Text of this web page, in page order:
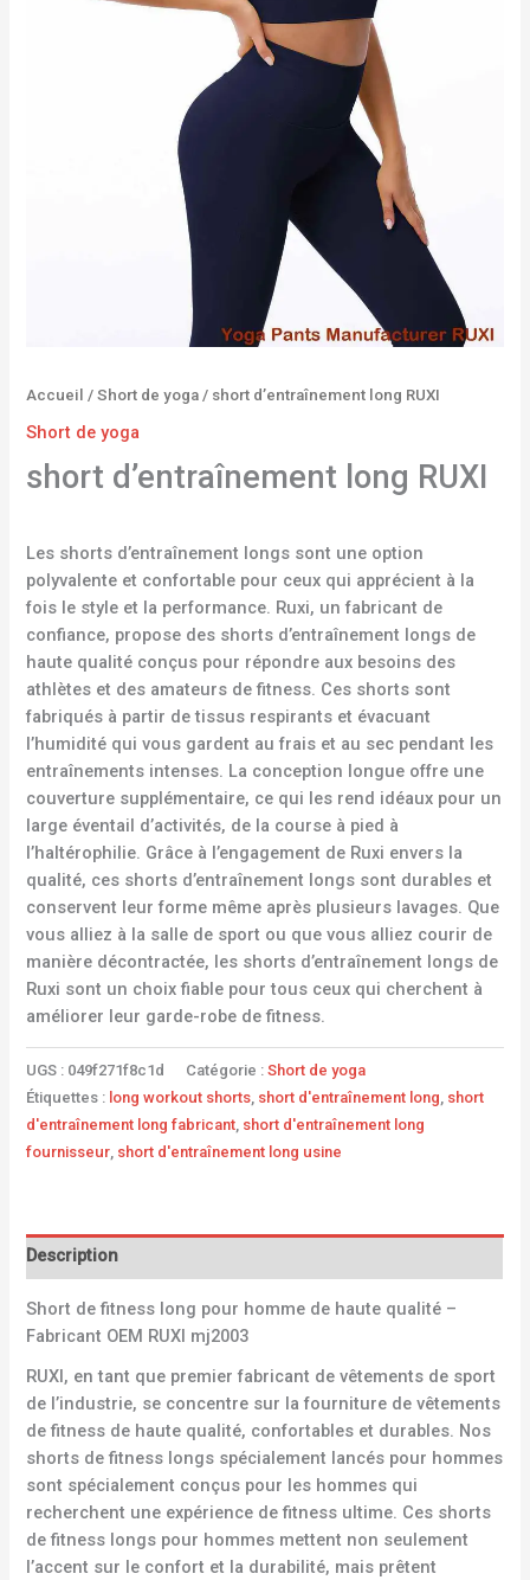
Accueil /Short de yoga / short d’entraînement long RUXI
Short de yoga
short d’entraînement long RUXI
Les shorts d’entraînement longs sont une option
polyvalente et confortable pour ceux qui apprécient à la
fois le style et la performance. Ruxi, un fabricant de
confiance, propose des shorts d’entraînement longs de
haute qualité conçus pour répondre aux besoins des
athlètes et des amateurs de fitness. Ces shorts sont
fabriqués à partir de tissus respirants et évacuant
l’humidité qui vous gardent au frais et au sec pendant les
entraînements intenses. La conception longue offre une
couverture supplémentaire, ce qui les rend idéaux pour un
large éventail d’activités, de la course à pied à
l’haltérophilie. Grâce à l’engagement de Ruxi envers la
qualité, ces shorts d’entraînement longs sont durables et
conservent leur forme même après plusieurs lavages. Que
vous alliez à la salle de sport ou que vous alliez courir de
manière décontractée, les shorts d’entraînement longs de
Ruxi sont un choix fiable pour tous ceux qui cherchent à
améliorer leur garde-robe de fitness.
UGS : 049f271f8c1d Catégorie :Short de yoga
Étiquettes : long workout shorts short d'entraînement long short
d'entraînement long fabricant short d'entraînement long
fournisseur short d'entraînement long usine
Description
Short de fitness long pour homme de haute qualité –
Fabricant OEM RUXI mj2003
RUXI, en tant que premier fabricant de vêtements de sport
de l’industrie, se concentre sur la fourniture de vêtements
de fitness de haute qualité, confortables et durables. Nos
shorts de fitness longs spécialement lancés pour hommes
sont spécialement conçus pour les hommes qui
recherchent une expérience de fitness ultime. Ces shorts
de fitness longs pour hommes mettent non seulement
l’accent sur le confort et la durabilité, mais prêtent